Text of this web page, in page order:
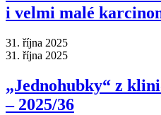
i velmi malé
31. října 2025
31. října 2025
„Jednohubky“ z
–⁠ 2025/36